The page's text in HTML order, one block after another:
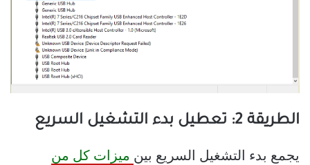
الطريقة 2: تعطيل بدء التشغيل السريع
يجمع بدء التشغيل السريع بين ميزات كل من